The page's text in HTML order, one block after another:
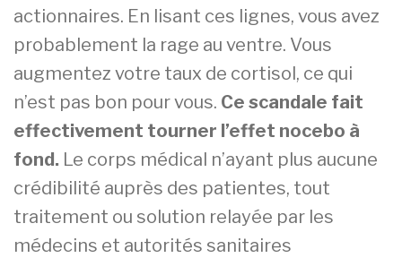
actionnaires. En lisant ces lignes, vous avez
probablement la rage au ventre. Vous
augmentez votre taux de cortisol, ce qui
n’est pas bon pour vous. Ce scandale fait
effectivement tourner l’effet nocebo à
fond. Le corps médical n’ayant plus aucune
crédibilité auprès des patientes, tout
traitement ou solution relayée par les
médecins et autorités sanitaires